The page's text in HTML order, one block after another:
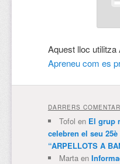
Aquest lloc
Apreneu com es
DARRERS
Tofol en El grup
celebren el seu
“ARPELLOTS A
Martaen